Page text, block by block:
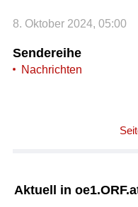
8. Oktober 2024, 05:00
Sendereihe
Nachrichten
Aktuell in